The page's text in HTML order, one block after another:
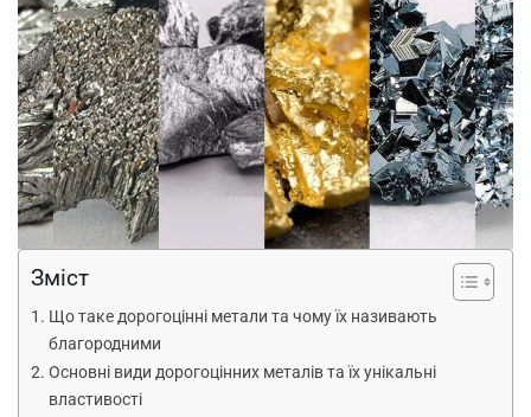
Зміст
Що таке дорогоцінні метали та чому їх називають
благородними
Основні види дорогоцінних металів та їх унікальні
властивості